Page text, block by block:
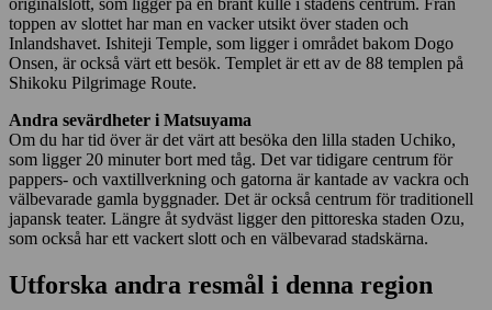
toppen av slottet har man en vacker utsikt över staden och
Inlandshavet. Ishiteji Temple, som ligger i området bakom Dogo
Onsen, är också värt ett besök. Templet är ett av de 88 templen på
Shikoku Pilgrimage Route.
Andra sevärdheter i Matsuyama
Om du har tid över är det värt att besöka den lilla staden Uchiko,
som ligger 20 minuter bort med tåg. Det var tidigare centrum för
pappers- och vaxtillverkning och gatorna är kantade av vackra och
välbevarade gamla byggnader. Det är också centrum för traditionell
japansk teater. Längre åt sydväst ligger den pittoreska staden Ozu,
som också har ett vackert slott och en välbevarad stadskärna.
Utforska andra resmål i denna region